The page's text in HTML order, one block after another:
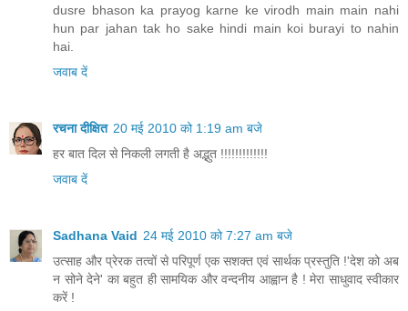
dusre bhason ka prayog karne ke virodh main main nahi
hun par jahan tak ho sake hindi main koi burayi to nahin
hai.
जवाब दें
रचना दीक्षित 20 मई 2010 को 1:19 am बजे
हर बात दिल से निकली लगती है अद्भुत !!!!!!!!!!!!!
जवाब दें
Sadhana Vaid 24 मई 2010 को 7:27 am बजे
उत्साह और प्रेरक तत्वों से परिपूर्ण एक सशक्त एवं सार्थक प्रस्तुति !'देश को अब
न सोने देने' का बहुत ही सामयिक और वन्दनीय आह्वान है ! मेरा साधुवाद स्वीकार
करें !